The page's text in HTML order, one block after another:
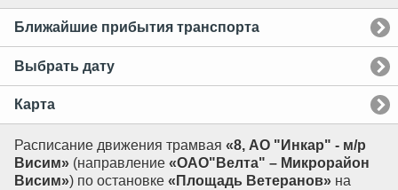
Ближайшие прибытия транспорта
Выбрать дату
Карта
Расписание движения трамвая «8, АО "Инкар" - м/р
Висим» (направление «ОАО"Велта" – Микрорайон
Висим») по остановке «Площадь Ветеранов» на